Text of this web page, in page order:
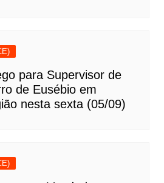
para Supervisor de
de Eusébio em
nesta sexta (05/09)